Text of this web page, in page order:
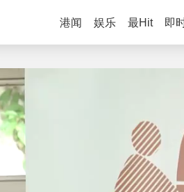
港闻 娱乐 最Hit 即